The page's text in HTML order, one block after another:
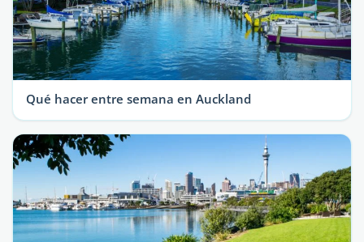
Qué hacer entre semana en Auckland